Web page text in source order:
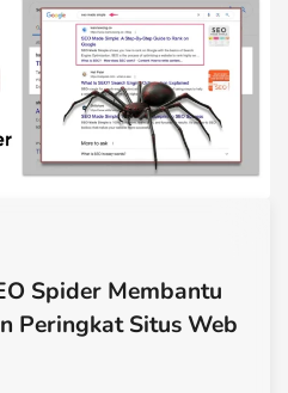
Spider Membantu
Peringkat Situs Web